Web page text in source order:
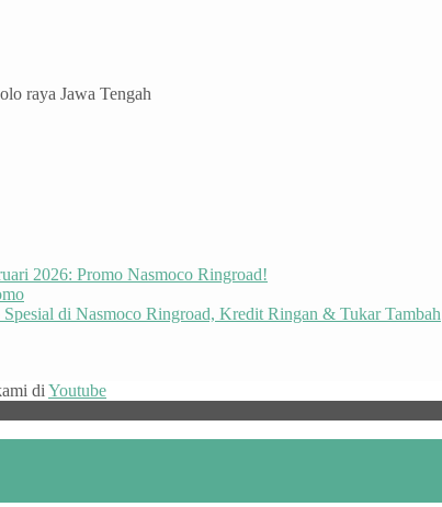
raya Jawa Tengah
2026: Promo Nasmoco Ringroad!
di Nasmoco Ringroad, Kredit Ringan & Tukar Tambah
diYoutube